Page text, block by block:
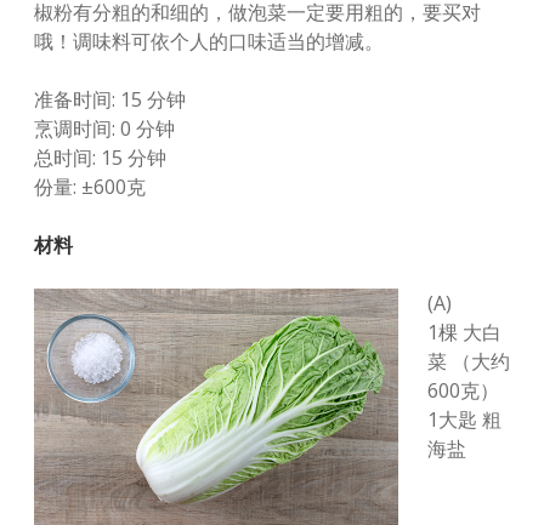
椒粉有分粗的和细的，做泡菜一定要用粗的，要买对
哦！调味料可依个人的口味适当的增减。
准备时间: 15 分钟
烹调时间: 0 分钟
总时间: 15 分钟
份量: ±600克
材料
(A)
1棵 大白
菜 （大约
600克）
1大匙 粗
海盐